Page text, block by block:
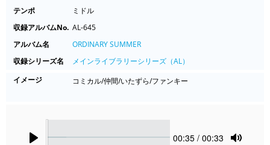
テンポ
ミドル
収録アルバムNo. AL-645
アルバム名
ORDINARY SUMMER
収録シリーズ名
メインライブラリーシリーズ（AL）
イメージ
コミカル/仲間/いたずら/ファンキー
Current
00:35 / 00:33